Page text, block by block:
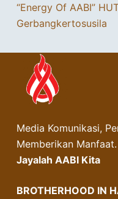
“Energy Of AABI”
Gerbangkertosusila
Media Komunikasi,
Memberikan Manfaat.
Jayalah AABI Kita
BROTHERHOOD IN